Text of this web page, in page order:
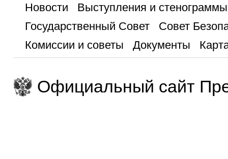
Новости
Выступления и стенограммы
Государственный Совет
Совет
Комиссии и советы
Документы
Официальный сайт